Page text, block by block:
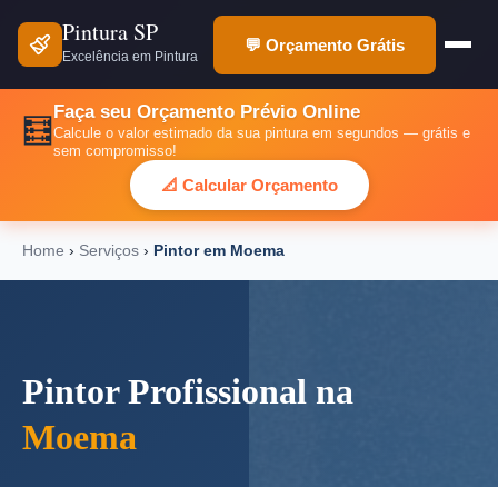
Pintura SP
Excelência em Pintura
💬 Orçamento Grátis
🧮
Faça seu Orçamento Prévio Online
Calcule o valor estimado da sua pintura em segundos — grátis e
sem compromisso!
📐 Calcular Orçamento
Home › Serviços › Pintor em Moema
Pintor Profissional na
Moema